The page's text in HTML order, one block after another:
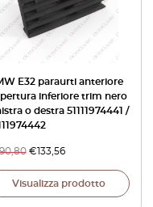
E32 paraurti anteriore
inferiore trim nero
o destra 51111974441 /
€ 133,56
Visualizza prodotto